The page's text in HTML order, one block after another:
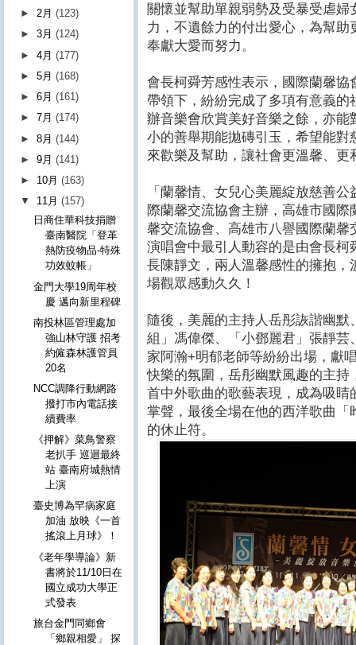
關懷並幫助單親弱勢及受暴受虐
力，不遺餘力的付出愛心，為幫
奉獻大愛而努力。
會長柯舜芳感性表示，國際蘭馨
帶領下，紛紛完成了多項有意義
辦音樂會欣賞美好音樂之餘，亦
小的善舉期能拋磚引玉，希望能
來歡樂及幫助，讓社會更溫馨、更
「蘭馨情、女兒心美麗綻放慈善
際蘭馨交流協會主辦，高雄市國
馨交流協會、高雄市八譽國際蘭
演唱會中最引人動容的是由會長
長陳靜文，兩人溫馨感性的擁抱
場觀眾感動久久！
隨後，美麗的主持人岳彤詼諧幽
組」馮偉傑、「小鄧麗君」張靜
家阿瀚+明郁老師等紛紛出場，獻
快樂的氛圍，岳彤幽默風趣的主
首中外歌曲的歌藝表現，成為吸
掌聲，最後全場在他的西洋歌曲
的休止符。
►2月(123)
►3月(124)
►4月(177)
►5月(168)
►6月(161)
►7月(174)
►8月(144)
►9月(141)
► 10月(163)
▼ 11月(157)
日商住華科技捐贈
臺南醫院「登革
熱防疫物品-特殊
功效蚊帳」
金門大學19周年校
慶 邁向新里程碑
南投林區管理處加
強山林守護 招考
約僱森林護管員
20名
NCC調降行動網路
撥打市內電話接
續費率
《押解》菜鳥警察
老扒手 巡迴最終
站 臺南府城熱情
上演
臺史博為罕病家庭
加油 放映《一首
搖滾上月球》！
《老年學導論》新
書將於11/10日在
國立成功大學正
式發表
旅台金門同鄉會
「鄉親相愛」 探